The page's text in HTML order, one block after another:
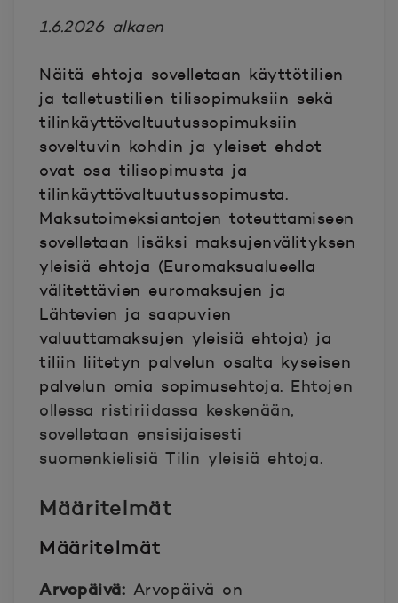
1.6.2026 alkaen
Näitä ehtoja sovelletaan käyttötilien
ja talletustilien tilisopimuksiin sekä
tilinkäyttövaltuutussopimuksiin
soveltuvin kohdin ja yleiset ehdot
ovat osa tilisopimusta ja
tilinkäyttövaltuutussopimusta.
Maksutoimeksiantojen toteuttamiseen
sovelletaan lisäksi maksujenvälityksen
yleisiä ehtoja (Euromaksualueella
välitettävien euromaksujen ja
Lähtevien ja saapuvien
valuuttamaksujen yleisiä ehtoja) ja
tiliin liitetyn palvelun osalta kyseisen
palvelun omia sopimusehtoja. Ehtojen
ollessa ristiriidassa keskenään,
sovelletaan ensisijaisesti
suomenkielisiä Tilin yleisiä ehtoja.
Määritelmät
Määritelmät
Arvopäivä: Arvopäivä on